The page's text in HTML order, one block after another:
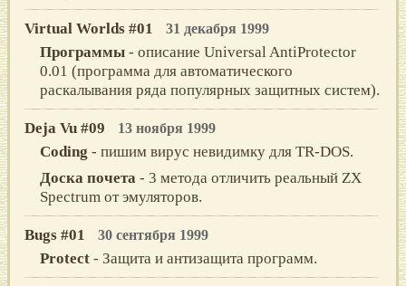
Virtual Worlds #01 31 декабря 1999
Программы - описание Universal AntiProtector
0.01 (программа для автоматического
раскалывания ряда популярных защитных систем).
Deja Vu #09 13 ноября 1999
Coding - пишим вирус невидимку для TR-DOS.
Доска почета - 3 метода отличить pеальный ZX
Spectrum от эмулятоpов.
Bugs #01 30 сентября 1999
Protect - Защита и антизащита программ.